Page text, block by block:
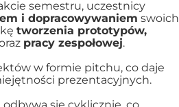
semestru, uczestnicy
i dopracowywaniem swoich
tworzenia prototypów,
pracy zespołowej.
w formie pitchu, co daje
prezentacyjnych.